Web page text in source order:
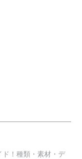
ド！種類・素材・デ